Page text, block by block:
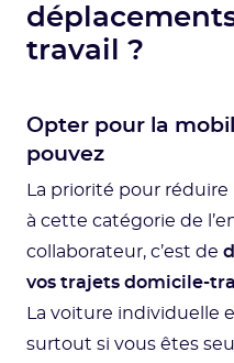
travail ?
Opter pour la
pouvez
La priorité pour réduire
à cette catégorie de
collaborateur, c’est de
vos trajets domicile-
La voiture individuelle
surtout si vous êtes